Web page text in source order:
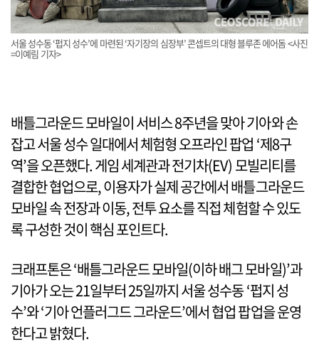
서울 성수동 ‘펍지 성수’에 마련된 ‘자기장의 심장부’ 콘셉트의 대형 블루존 에어돔 <사진
=이예림 기자>
배틀그라운드 모바일이 서비스 8주년을 맞아 기아와 손
잡고 서울 성수 일대에서 체험형 오프라인 팝업 ‘제8구
역’을 오픈했다. 게임 세계관과 전기차(EV) 모빌리티를
결합한 협업으로, 이용자가 실제 공간에서 배틀그라운드
모바일 속 전장과 이동, 전투 요소를 직접 체험할 수 있도
록 구성한 것이 핵심 포인트다.
크래프톤은 ‘배틀그라운드 모바일(이하 배그 모바일)’과
기아가 오는 21일부터 25일까지 서울 성수동 ‘펍지 성
수’와 ‘기아 언플러그드 그라운드’에서 협업 팝업을 운영
한다고 밝혔다.